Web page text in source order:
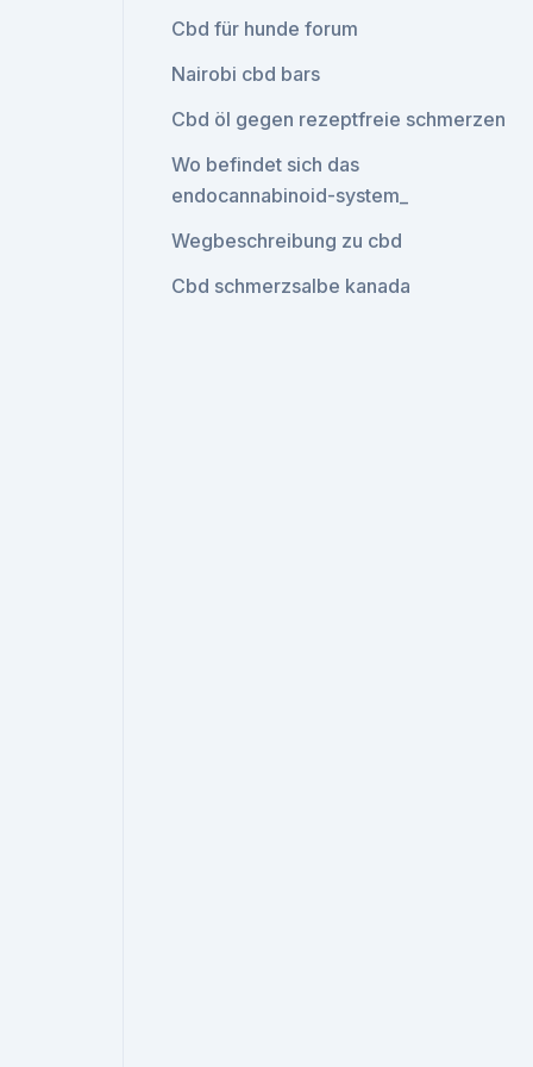
Cbd für hunde forum
Nairobi cbd bars
Cbd öl gegen rezeptfreie schmerzen
Wo befindet sich das
endocannabinoid-system_
Wegbeschreibung zu cbd
Cbd schmerzsalbe kanada